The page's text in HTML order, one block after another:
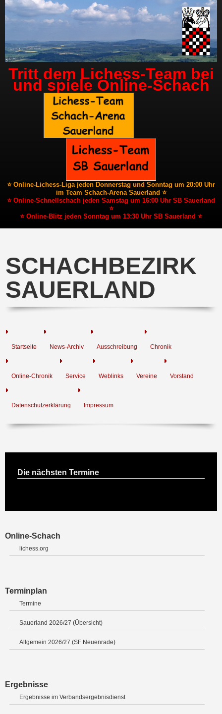
Tritt dem Lichess-Team bei
und spiele Online-Schach
⭐ Online-Lichess-Liga jeden Donnerstag und Sonntag um 20:00 Uhr
im Team Schach-Arena Sauerland ⭐
⭐ Online-Schnellschach jeden Samstag um 16:00 Uhr SB Sauerland
⭐
⭐ Online-Blitz jeden Sonntag um 13:30 Uhr SB Sauerland ⭐
SCHACHBEZIRK
SAUERLAND
Startseite News-Archiv Ausschreibung Chronik
Online-Chronik Service Weblinks Vereine Vorstand
Datenschutzerklärung Impressum
Die nächsten Termine
Online-Schach
lichess.org
Terminplan
Termine
Sauerland 2026/27 (Übersicht)
Allgemein 2026/27 (SF Neuenrade)
Ergebnisse
Ergebnisse im Verbandsergebnisdienst